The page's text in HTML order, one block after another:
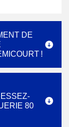
DE
!
80